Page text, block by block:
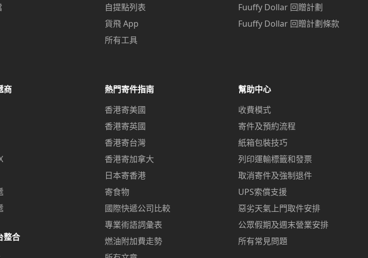
自提點列表
貨飛 App
所有工具
Fuuffy Dollar 回贈計劃
Fuuffy Dollar 回贈計劃條款
商
整合
熱門寄件指南
香港寄美國
香港寄英國
香港寄台灣
香港寄加拿大
日本寄香港
寄食物
國際快遞公司比較
專業術語詞彙表
燃油附加費走勢
幫助中心
收費模式
寄件及預約流程
紙箱包裝技巧
列印運輸標籤和發票
取消寄件及強制退件
UPS索償支援
惡劣天氣上門取件安排
公眾假期及週末營業安排
所有常見問題